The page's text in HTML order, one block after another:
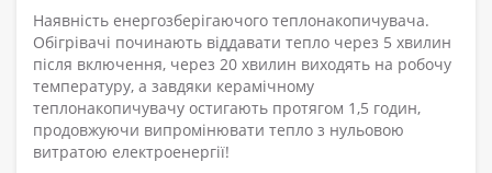
Наявність енергозберігаючого теплонакопичувача.
Обігрівачі починають віддавати тепло через 5 хвилин
після включення, через 20 хвилин виходять на робочу
температуру, а завдяки керамічному
теплонакопичувачу остигають протягом 1,5 годин,
продовжуючи випромінювати тепло з нульовою
витратою електроенергії!